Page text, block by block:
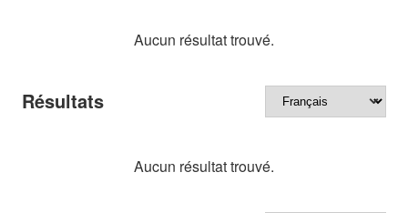
Aucun résultat trouvé.
Résultats
Aucun résultat trouvé.